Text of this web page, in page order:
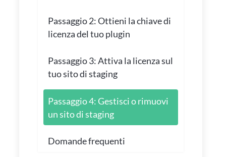
Passaggio 2: Ottieni la chiave di
licenza del tuo plugin
Passaggio 3: Attiva la licenza sul
tuo sito di staging
Passaggio 4: Gestisci o rimuovi
un sito di staging
Domande frequenti